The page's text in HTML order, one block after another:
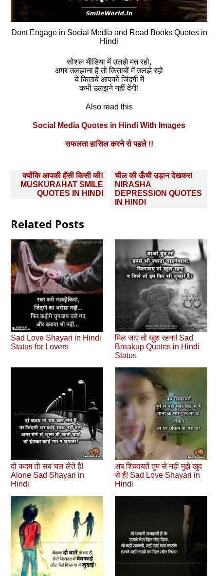
Dont Engage in Social Media and Read Books Quotes in
Hindi
सोशल मीडिया में उलझे मत रहो,
अगर उलझाना है तो किताबों में उलझे रहो
ये किताबें आपको जिंदगी में
कभी उलझने नहीं देंगी!
Also read this
Social Media Quotes in Hindi With Images
सफलता हासिल करने से पहले !!
Post
navigation
क्योंकि आपकी हॅंसी किसी की!
MUSKURAHAT SMILE
QUOTES IN HINDI
चील की ऊँची उड़ान देखकर!
NIRASHA
DEPRESSION QUOTES
IN HINDI
Related Posts
Sad Love Shayari in Hindi
Status for Lovers
मिल जाए तो खुश रहना! Sad
Breakup Quotes in Hindi
Status
दो कदम तो सब चल लेते हैं!
Alone Sad Shayari in
Hindi
अब शिकायतें तुम से नही मुझे खुद
से हैं! Sad Love Shayari in
Hindi